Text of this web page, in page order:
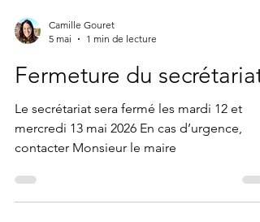
5 mai
1 min de lecture
Fermeture du secrétariat
Le secrétariat sera fermé les mardi 12 et
contacter Monsieur le maire